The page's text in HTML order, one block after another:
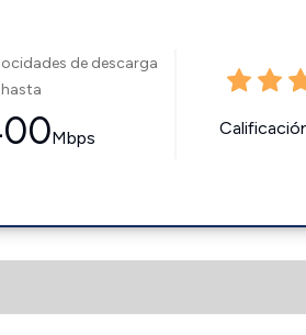
de descarga
Mbps